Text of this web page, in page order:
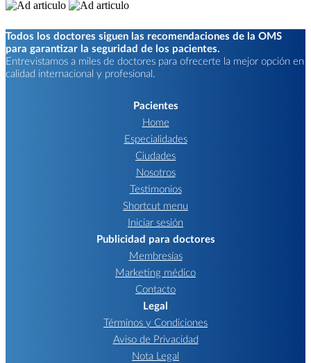
Todos los doctores siguen las recomendaciones de la OMS
para garantizar la seguridad de los pacientes.
Entrevistamos a miles de doctores para ofrecerte la mejor opción en
calidad internacional y profesional.
Pacientes
Home
Especialidades
Ciudades
Nosotros
Testimonios
Shortcut menu
Iniciar sesión
Publicidad para doctores
Membresías
Marketing médico
Contacto
Legal
Términos y Condiciones
Aviso de Privacidad
Nota Legal